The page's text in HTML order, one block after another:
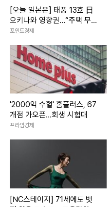
[오늘 일본은] 태풍 13호 日
오키나와 영향권…“주택 무너
질 강풍” 최대 200㎜ 폭우
포인트경제
'2000억 수혈' 홈플러스, 67
개점 가오픈…회생 시험대
프라임경제
[NC스테이지] 71세에도 벗